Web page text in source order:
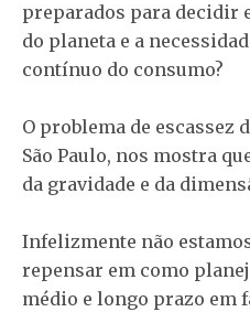
preparados para decidir
do planeta e a
contínuo do consumo?
O problema de escassez
São Paulo, nos mostra
da gravidade e da
Infelizmente não
repensar em como
médio e longo prazo em